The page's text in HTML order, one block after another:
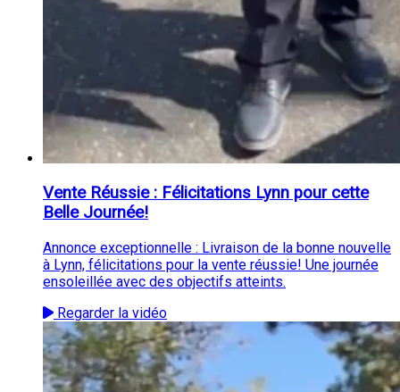
Vente Réussie : Félicitations Lynn pour cette
Belle Journée!
Annonce exceptionnelle : Livraison de la bonne nouvelle
à Lynn, félicitations pour la vente réussie! Une journée
ensoleillée avec des objectifs atteints.
Regarder la vidéo